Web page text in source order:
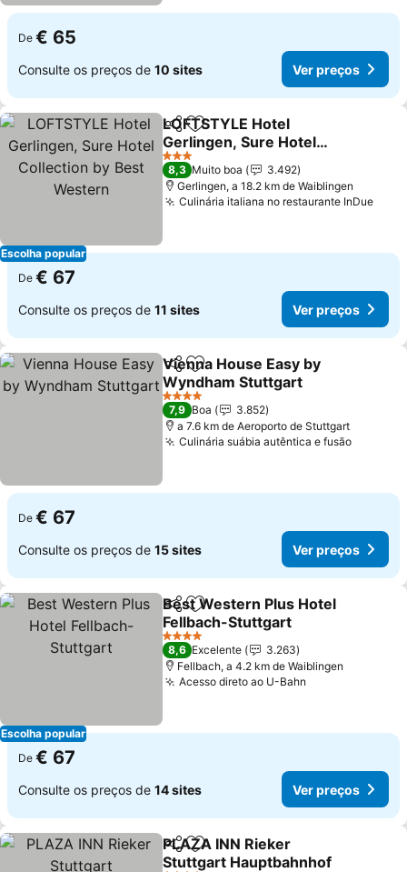
De € 65
Consulte os preços de 10 sites Ver preços
Escolha popular
PartilharAdicionar aos favoritos
LOFTSTYLE Hotel
Gerlingen, Sure Hotel
Collection by Best
Western
3 Estrelas
8,3 Muito boa
3.492
Gerlingen, a 18.2 km de Waiblingen
Culinária italiana no restaurante InDue
De € 67
Consulte os preços de 11 sites Ver preços
PartilharAdicionar aos favoritos
Vienna House Easy by
Wyndham Stuttgart
4 Estrelas
7,9 Boa
3.852
a 7.6 km de Aeroporto de Stuttgart
Culinária suábia autêntica e fusão
De € 67
Consulte os preços de 15 sites Ver preços
Escolha popular
PartilharAdicionar aos favoritos
Best Western Plus Hotel
Fellbach-Stuttgart
4 Estrelas
8,6 Excelente
3.263
Fellbach, a 4.2 km de Waiblingen
Acesso direto ao U-Bahn
De € 67
Consulte os preços de 14 sites Ver preços
PartilharAdicionar aos favoritos
PLAZA INN Rieker
Stuttgart Hauptbahnhof